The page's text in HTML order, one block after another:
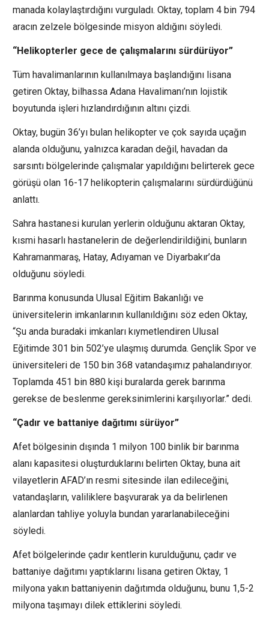
manada kolaylaştırdığını vurguladı. Oktay, toplam 4 bin 794
aracın zelzele bölgesinde misyon aldığını söyledi.
“Helikopterler gece de çalışmalarını sürdürüyor”
Tüm havalimanlarının kullanılmaya başlandığını lisana
getiren Oktay, bilhassa Adana Havalimanı’nın lojistik
boyutunda işleri hızlandırdığının altını çizdi.
Oktay, bugün 36’yı bulan helikopter ve çok sayıda uçağın
alanda olduğunu, yalnızca karadan değil, havadan da
sarsıntı bölgelerinde çalışmalar yapıldığını belirterek gece
görüşü olan 16-17 helikopterin çalışmalarını sürdürdüğünü
anlattı.
Sahra hastanesi kurulan yerlerin olduğunu aktaran Oktay,
kısmi hasarlı hastanelerin de değerlendirildiğini, bunların
Kahramanmaraş, Hatay, Adıyaman ve Diyarbakır’da
olduğunu söyledi.
Barınma konusunda Ulusal Eğitim Bakanlığı ve
üniversitelerin imkanlarının kullanıldığını söz eden Oktay,
“Şu anda buradaki imkanları kıymetlendiren Ulusal
Eğitimde 301 bin 502’ye ulaşmış durumda. Gençlik Spor ve
üniversiteleri de 150 bin 368 vatandaşımız pahalandırıyor.
Toplamda 451 bin 880 kişi buralarda gerek barınma
gerekse de beslenme gereksinimlerini karşılıyorlar.” dedi.
“Çadır ve battaniye dağıtımı sürüyor”
Afet bölgesinin dışında 1 milyon 100 binlik bir barınma
alanı kapasitesi oluşturduklarını belirten Oktay, buna ait
vilayetlerin AFAD’ın resmi sitesinde ilan edileceğini,
vatandaşların, valiliklere başvurarak ya da belirlenen
alanlardan tahliye yoluyla bundan yararlanabileceğini
söyledi.
Afet bölgelerinde çadır kentlerin kurulduğunu, çadır ve
battaniye dağıtımı yaptıklarını lisana getiren Oktay, 1
milyona yakın battaniyenin dağıtımda olduğunu, bunu 1,5-2
milyona taşımayı dilek ettiklerini söyledi.